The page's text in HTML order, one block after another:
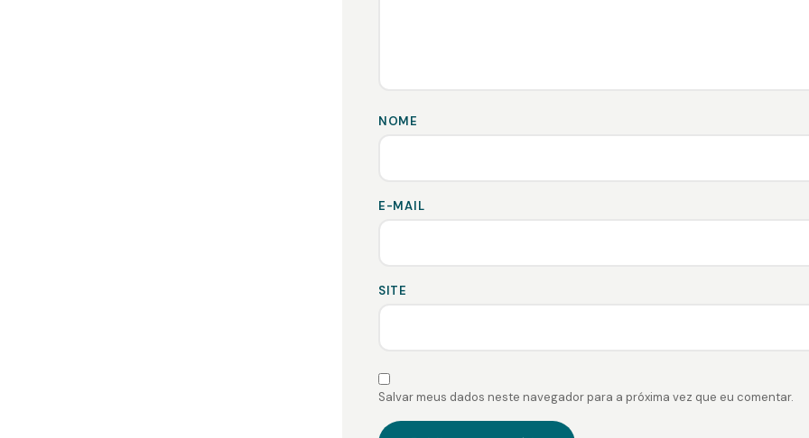
NOME
E-MAIL
SITE
Salvar meus dados neste navegador para a próxima vez que eu comentar.